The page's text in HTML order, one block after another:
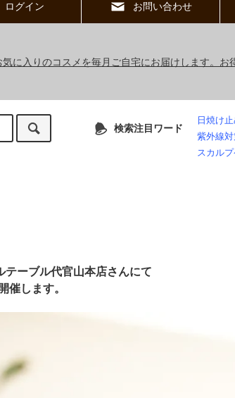
ログイン お問い合わせ
に入りのコスメを毎月ご自宅にお届けします。
検索注目ワード
日焼け止
紫外線対
スカル
テーブル代官山本店さんにて
催します。